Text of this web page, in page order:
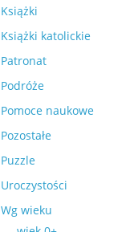
Książki
Książki katolickie
Patronat
Podróże
Pomoce naukowe
Pozostałe
Puzzle
Uroczystości
Wg wieku